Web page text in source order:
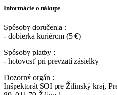
Informácie o nákupe
Spôsoby doručenia :
- dobierka kuriérom (5 €)
Spôsoby platby :
- hotovosť pri prevzatí zásielky
Dozorný orgán :
Inšpektorát SOI pre Žilinský kraj,